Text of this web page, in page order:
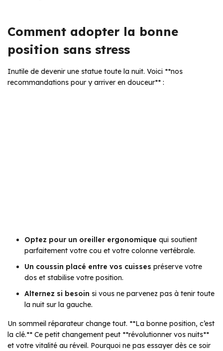
Comment adopter la bonne
position sans stress
Inutile de devenir une statue toute la nuit. Voici **nos
recommandations pour y arriver en douceur** :
Optez pour un oreiller ergonomique qui soutient
parfaitement votre cou et votre colonne vertébrale.
Un coussin placé entre vos cuisses préserve votre
dos et stabilise votre position.
Alternez si besoin si vous ne parvenez pas à tenir toute
la nuit sur la gauche.
Un sommeil réparateur change tout. **La bonne position, c’est
la clé.** Ce petit changement peut **révolutionner vos nuits**
et votre vitalité au réveil. Pourquoi ne pas essayer dès ce soir